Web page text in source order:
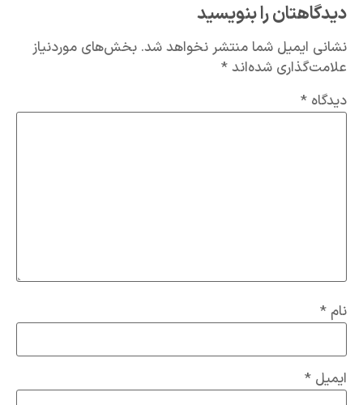
دیدگاهتان را بنویسید
نشانی ایمیل شما منتشر نخواهد شد. بخش‌های موردنیاز
علامت‌گذاری شده‌اند*
دیدگاه *
نام *
ایمیل *